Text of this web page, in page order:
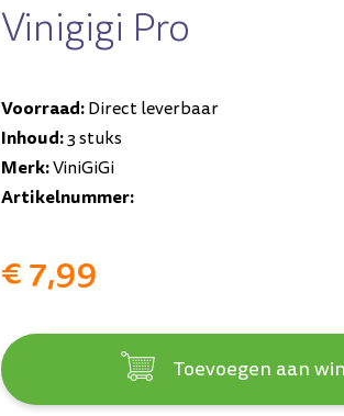
Vinigigi Pro
Voorraad:Direct leverbaar
Inhoud:3 stuks
Merk:ViniGiGi
Artikelnummer:
€ 7,99
Toevoegen aan